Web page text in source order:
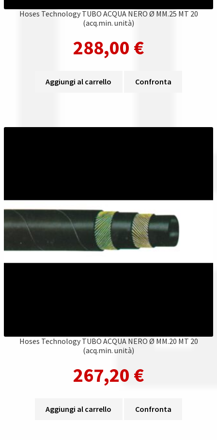
Hoses Technology TUBO ACQUA NERO Ø MM.25 MT 20
(acq.min. unità)
288,00 €
Aggiungi al carrello Confronta
Hoses Technology TUBO ACQUA NERO Ø MM.20 MT 20
(acq.min. unità)
267,20 €
Aggiungi al carrello Confronta